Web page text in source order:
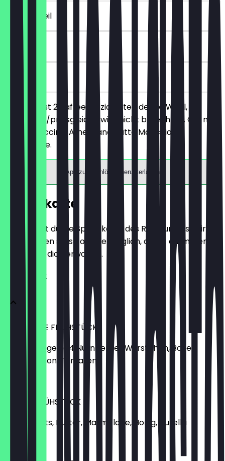
~€ 4 Vorteil
90 Tage
vor Ort
Du bestellst 2 Kaffeespezialitäten deiner Wahl, die
günstigere/preisgleiche wird nicht berechnet. Gilt nur
für Cappuccino, Amerikano, Latte Macchiato,
Milchkaffee.
App zum Einlösen herunterladen
Speisekarte
Hier findest du die Speisekarte des Restaurants. Wir
aktualisieren sie so oft wie möglich, damit du immer
weißt, was dich erwartet.
FRÜHSTÜCK
HERZHAFTE FRÜHSTÜCK
Toast, Spiegelei, 4 Nürnberger Würstchen, Baked
Beans, Bacon, Tomaten
€ 10,90
SÜSSES FRÜHSTÜCK
2 Croissants, Butter, Marmelade, Honig, Nutella
€ 7,20